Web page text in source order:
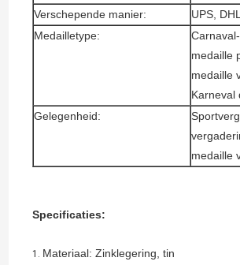
Verschepende manier:
UPS,
Medailletype:
medaille
medaille
Karneval
Gelegenheid:
medaille
Specificaties:
1. Materiaal: Zinklegering, tin